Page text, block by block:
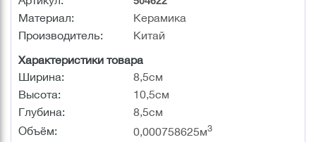
Материал:
Керамика
Производитель:
Китай
Характеристики товара
Ширина:
8,5см
Высота:
10,5см
Глубина:
8,5см
Объём:
0,000758625м3